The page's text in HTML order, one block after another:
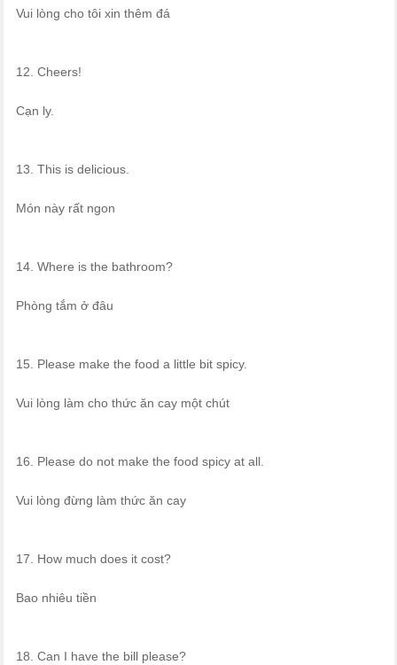
Vui lòng cho tôi xin thêm đá
12. Cheers!
Cạn ly.
13. This is delicious.
Món này rất ngon
14. Where is the bathroom?
Phòng tắm ở đâu
15. Please make the food a little bit spicy.
Vui lòng làm cho thức ăn cay một chút
16. Please do not make the food spicy at all.
Vui lòng đừng làm thức ăn cay
17. How much does it cost?
Bao nhiêu tiền
18. Can I have the bill please?